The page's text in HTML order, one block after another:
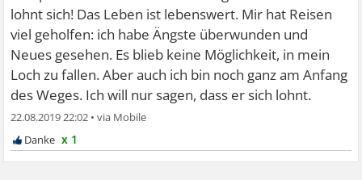
lohnt sich! Das Leben ist lebenswert. Mir hat Reisen
viel geholfen: ich habe Ängste überwunden und
Neues gesehen. Es blieb keine Möglichkeit, in mein
Loch zu fallen. Aber auch ich bin noch ganz am Anfang
des Weges. Ich will nur sagen, dass er sich lohnt.
22.08.2019 22:02 •
x 1